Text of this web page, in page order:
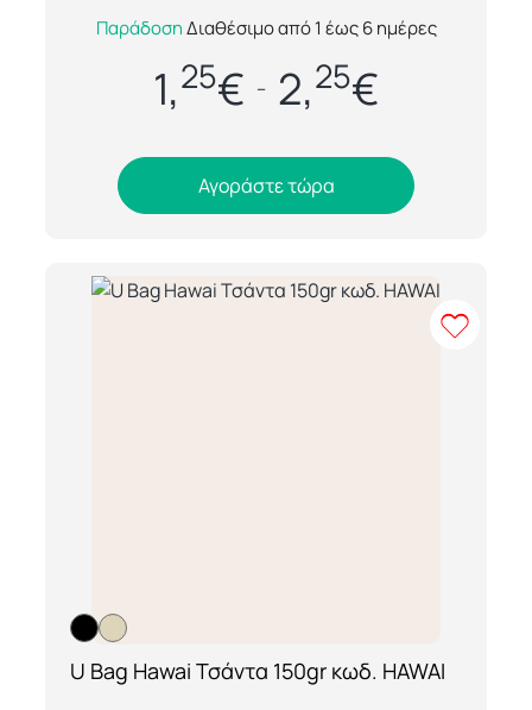
Η U Bag Cancun είναι μία ελαφριά και
πρακτική τσάντα αγοράς 110gr, ιδανική για
καθημερινή χρήση αλλά και για εταιρικές
ΠαράδοσηΔιαθέσιμο από 1 έως 6 ημέρες
1,25€ – 2,25€
Αγοράστε τώρα
[ti_wishlists_addtowishlist loop=yes]
U Bag Hawai Τσάντα 150gr κωδ. HAWAI